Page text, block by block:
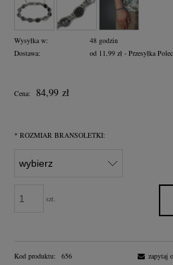
Wysyłka w:
48 godzin
Dostawa:
od 11,99 zł - Przesyłka
Cena: 84,99 zł
* ROZMIAR BRANSOLETKI:
szt.
Kod produktu: 656 zapytaj